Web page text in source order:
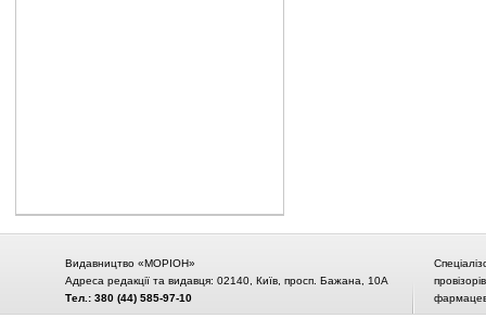
Видавництво «МОРІОН»
Адреса редакції та видавця: 02140, Київ, просп. Бажана, 10А
Тел.: 380 (44) 585-97-10